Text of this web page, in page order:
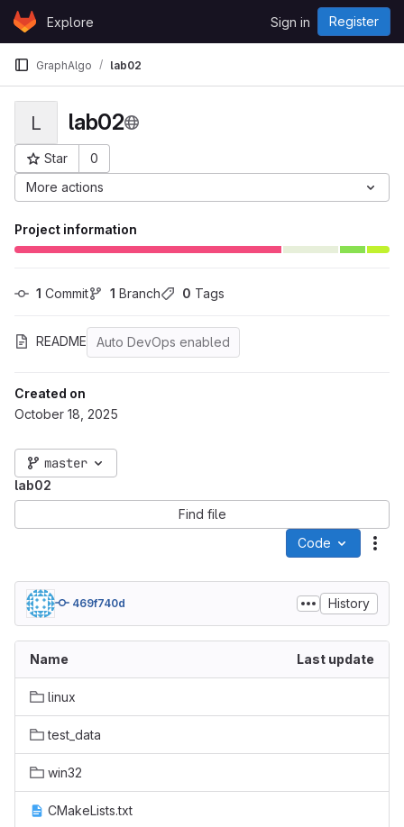
Skip to content
GitLabExplore Sign in Register
GraphAlgo lab02
L lab02
Star
0
Project ID: 3303
More actions
Project information
1 Commit 1 Branch 0 Tags
README Auto DevOps enabled
Created on
October 18, 2025
master
lab02
Find file
Code
469f740d History
Name Last update
linux
test_data
win32
CMakeLists.txt